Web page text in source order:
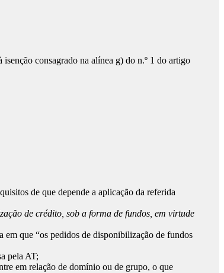
consagrado na alínea g) do n.º 1 do artigo
de que depende a aplicação da referida
de crédito, sob a forma de fundos, em virtude
que “os pedidos de disponibilização de fundos
pela AT;
em relação de domínio ou de grupo, o que